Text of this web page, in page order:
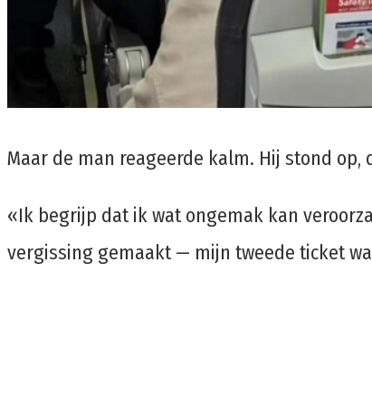
Maar de man reageerde kalm. Hij stond
«Ik begrijp dat ik wat ongemak kan
vergissing gemaakt — mijn tweede ticket